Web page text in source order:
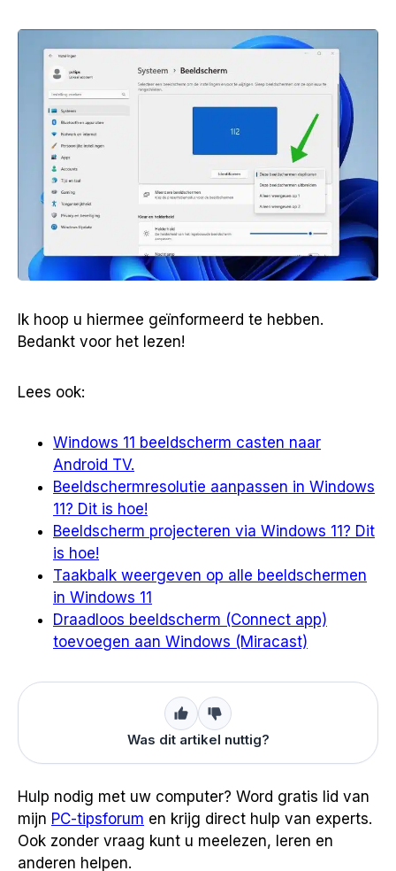
Ik hoop u hiermee geïnformeerd te hebben.
Bedankt voor het lezen!
Lees ook:
Windows 11 beeldscherm casten naar
Android TV.
Beeldschermresolutie aanpassen in Windows
11? Dit is hoe!
Beeldscherm projecteren via Windows 11? Dit
is hoe!
Taakbalk weergeven op alle beeldschermen
in Windows 11
Draadloos beeldscherm (Connect app)
toevoegen aan Windows (Miracast)
Was dit artikel nuttig?
Hulp nodig met uw computer? Word gratis lid van
mijn PC-tipsforum en krijg direct hulp van experts.
Ook zonder vraag kunt u meelezen, leren en
anderen helpen.